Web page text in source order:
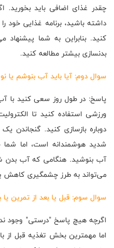
چقدر غذای اضافی باید
داشته باشید، برنامه غذایی خود
کنید. بنابراین به شما پیشنهاد
بدنسازی بیشتر مطالعه کنید.
سوال دوم: آیا باید آب بنوشم یا
پاسخ: در طول روز سعی کنید با
ورزشی استفاده کنید تا
دوباره بازسازی کنید. گنجاندن
شدید هوشمندانه است، اما شما
آب بنوشید. هنگامی که آب بدن
می‌تواند به طرز چشمگیری کاهش
سوال سوم: قبل یا بعد از تمرین یا
اگرچه هیچ پاسخ "درستی" وجود
اما مهمترین بخش تغذیه قبل